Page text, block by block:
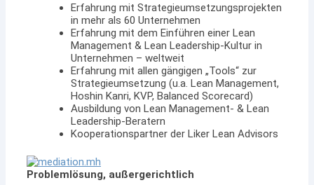
Erfahrung mit Strategieumsetzungsprojekten
in mehr als 60 Unternehmen
Erfahrung mit dem Einführen einer Lean
Management & Lean Leadership-Kultur in
Unternehmen – weltweit
Erfahrung mit allen gängigen „Tools“ zur
Strategieumsetzung (u.a. Lean Management,
Hoshin Kanri, KVP, Balanced Scorecard)
Ausbildung von Lean Management- & Lean
Leadership-Beratern
Kooperationspartner der Liker Lean Advisors
Problemlösung, außergerichtlich